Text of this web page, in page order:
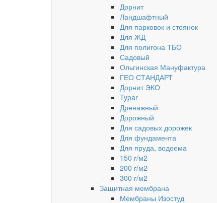
Дорнит
Ландшафтный
Для парковок и стоянок
Для ЖД
Для полигона ТБО
Садовый
Ольгинская Мануфактура
ГЕО СТАНДАРТ
Дорнит ЭКО
Typar
Дренажный
Дорожный
Для садовых дорожек
Для фундамента
Для пруда, водоема
150 г/м2
200 г/м2
300 г/м2
Защитная мембрана
Мембраны Изостуд